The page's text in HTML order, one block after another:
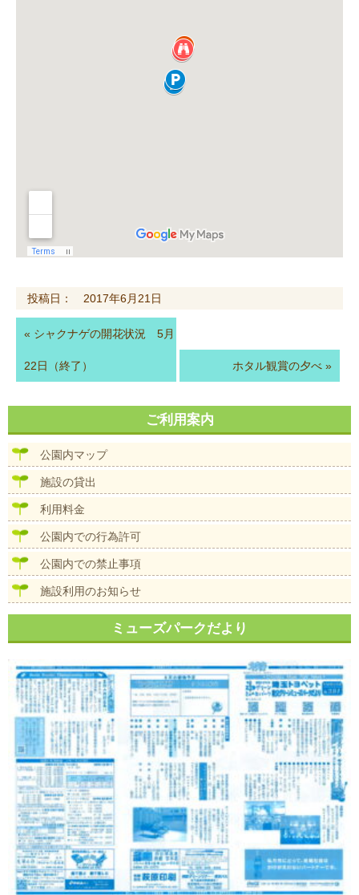
投稿日： 2017年6月21日
« シャクナゲの開花状況 5月
22日（終了） ホタル観賞の夕べ»
ご利用案内
公園内マップ
施設の貸出
利用料金
公園内での行為許可
公園内での禁止事項
施設利用のお知らせ
ミューズパークだより